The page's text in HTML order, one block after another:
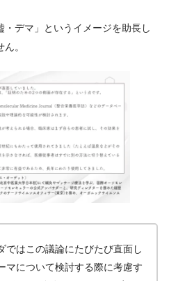
・デマ」というイメージを助長し
。
ではこの議論にたびたび直面し
マについて検討する際に考慮す